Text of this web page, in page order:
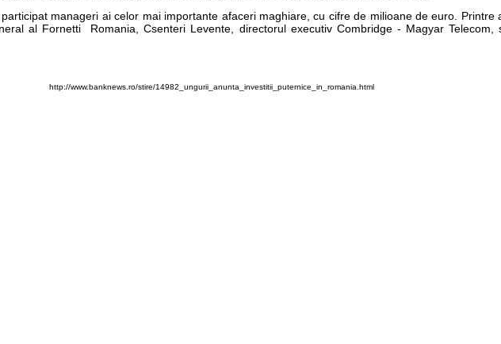
manageri ai celor mai importante afaceri maghiare, cu cifre de milioane de euro.
al Fornetti Romania, Csenteri Levente, directorul executiv Combridge - Magyar
http://www.banknews.ro/stire/14982_ungurii_anunta_investitii_puternice_in_romania.html